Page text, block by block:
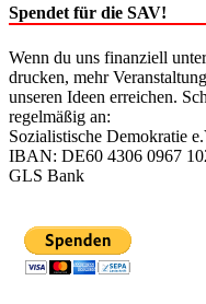
Spendet für die SAV!
Wenn du uns finanziell
drucken, mehr
unseren Ideen erreichen.
regelmäßig an:
Sozialistische Demokratie
IBAN: DE60 4306 0967
GLS Bank